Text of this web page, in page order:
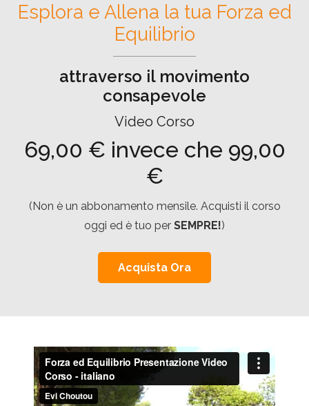
Esplora e Allena la tua Forza ed
Equilibrio
attraverso il movimento
consapevole
Video Corso
69,00 € invece che 99,00
€
(Non è un abbonamento mensile. Acquisti il corso
oggi ed è tuo per SEMPRE!)
Acquista Ora